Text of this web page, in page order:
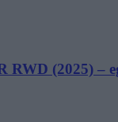
RWD (2025) –